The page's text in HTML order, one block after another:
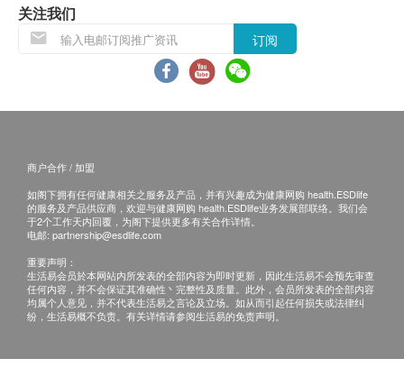
当顾客收取已订购之货品时，有责任检查货品是否
有损毁情况，一经确认签收，恕不接受退换。
退换产品必须包装完整，如退换之产品有任何残缺
或过期退回，供应商有权不受理。
电邮： info@culturehomes.com.hk
查询热线： 2780 3882
关注我们
订阅
商户合作 / 加盟
如阁下拥有任何健康相关之服务及产品，并有兴趣成为健康网购 health.ESDlife
的服务及产品供应商，欢迎与健康网购 health.ESDlife业务发展部联络。我们会
于2个工作天内回覆，为阁下提供更多有关合作详情。
电邮: partnership@esdlife.com
重要声明：
生活易会员於本网站内所发表的全部内容为即时更新，因此生活易不会预先审查
任何内容，并不会保证其准确性丶完整性及质量。此外，会员所发表的全部内容
均属个人意见，并不代表生活易之言论及立场。如从而引起任何损失或法律纠
纷，生活易概不负责。有关详情请参阅生活易的免责声明。